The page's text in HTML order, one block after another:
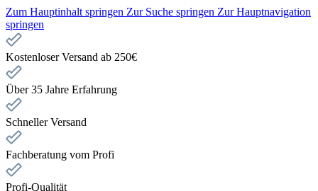
Zum Hauptinhalt springen Zur Suche springen Zur Hauptnavigation
springen
Kostenloser Versand ab 250€
Über 35 Jahre Erfahrung
Schneller Versand
Fachberatung vom Profi
Profi-Qualität